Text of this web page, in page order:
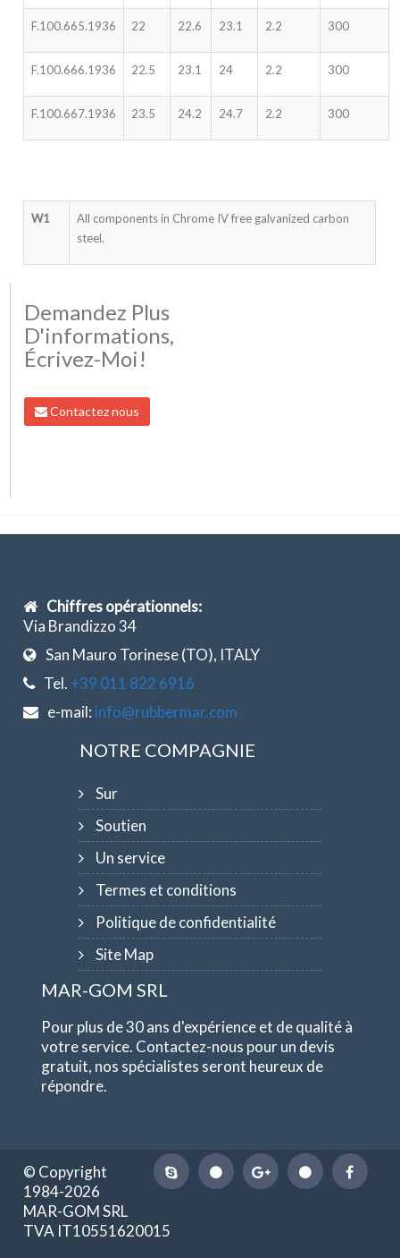
F.100.665.1936 22 22.6 23.1 2.2 300
F.100.666.1936 22.5 23.1 24 2.2 300
F.100.667.1936 23.5 24.2 24.7 2.2 300
W1
All components in Chrome IV free galvanized carbon
steel.
Demandez Plus
D'informations,
Écrivez-Moi!
Contactez nous
Chiffres opérationnels:
Via Brandizzo 34
San Mauro Torinese (TO), ITALY
Tel. +39 011 822 6916
e-mail: info@rubbermar.com
NOTRE COMPAGNIE
Sur
Soutien
Un service
Termes et conditions
Politique de confidentialité
Site Map
MAR-GOM SRL
Pour plus de 30 ans d'expérience et de qualité à
votre service. Contactez-nous pour un devis
gratuit, nos spécialistes seront heureux de
répondre.
© Copyright
1984-2026
MAR-GOM SRL
TVA IT10551620015